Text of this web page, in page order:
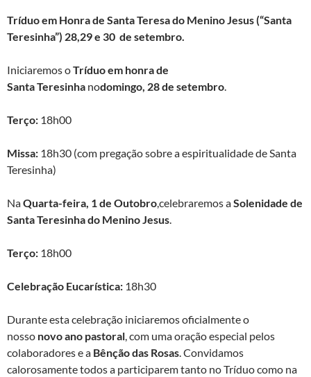
Tríduo em Honra de Santa Teresa do Menino Jesus (“Santa
Teresinha”) 28,29 e 30 de setembro.
Iniciaremos oTríduo em honra de
SantaTeresinha nodomingo, 28 de setembro.
Terço: 18h00
Missa: 18h30 (com pregação sobre a espiritualidade de Santa
Teresinha)
NaQuarta-feira, 1 de Outobro,celebraremos aSolenidade de
Santa Teresinha do Menino Jesus.
Terço: 18h00
Celebração Eucarística: 18h30
Durante esta celebração iniciaremos oficialmente o
nosso novo ano pastoral, com uma oração especial pelos
colaboradores e a Bênção das Rosas. Convidamos
calorosamente todos a participarem tanto no Tríduo como na